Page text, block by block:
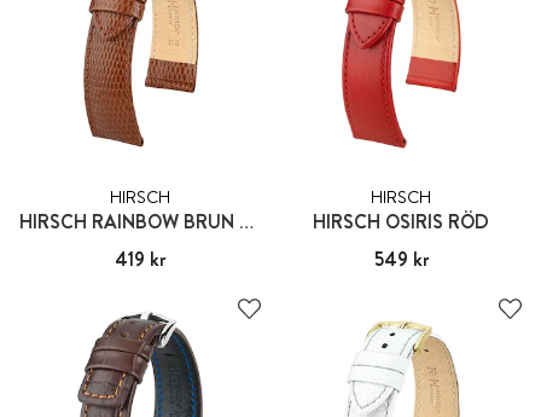
HIRSCH
HIRSCH RAINBOW BRUN COGNAC
Pris:419 kr
419 kr
HIRSCH
HIRSCH OSIRIS RÖD
Pris:549 kr
549 kr